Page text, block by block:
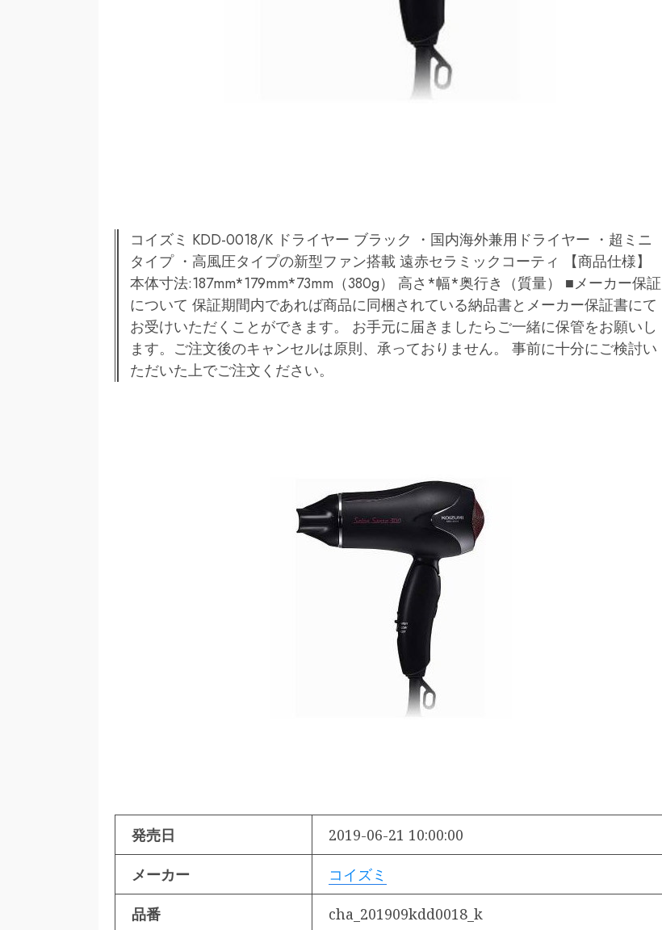
コイズミ KDD-0018/K ドライヤー ブラック ・国内海外兼用ドライヤー ・超ミニ
タイプ ・高風圧タイプの新型ファン搭載 遠赤セラミックコーティ 【商品仕様】
本体寸法:187mm*179mm*73mm（380g） 高さ*幅*奥行き（質量） ■メーカー保証
について 保証期間内であれば商品に同梱されている納品書とメーカー保証書にて
お受けいただくことができます。 お手元に届きましたらご一緒に保管をお願いし
ます。ご注文後のキャンセルは原則、承っておりません。 事前に十分にご検討い
ただいた上でご注文ください。
発売日 2019-06-21 10:00:00
メーカー コイズミ
品番 cha_201909kdd0018_k